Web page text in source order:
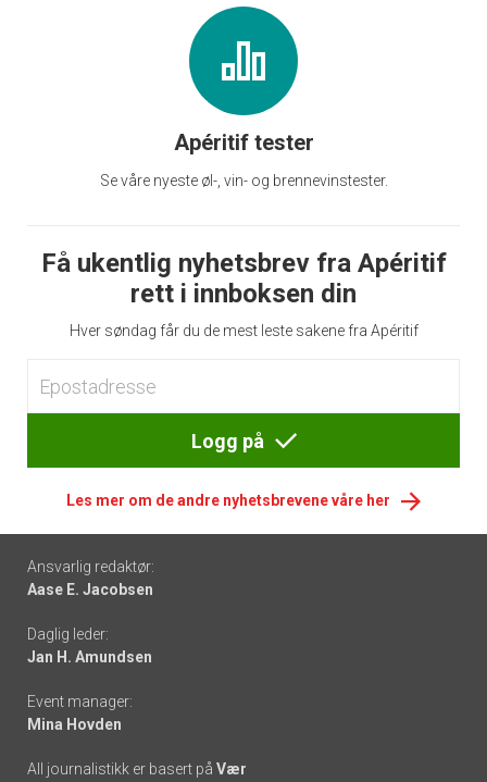
Apéritif tester
Se våre nyeste øl-, vin- og brennevinstester.
Få ukentlig nyhetsbrev fra Apéritif
rett i innboksen din
Hver søndag får du de mest leste sakene fra Apéritif
Logg på
Les mer om de andre nyhetsbrevene våre her
Footer
-
links
Ansvarlig redaktør:
Aase E. Jacobsen
Daglig leder:
Jan H. Amundsen
Event manager:
Mina Hovden
All journalistikk er basert på Vær